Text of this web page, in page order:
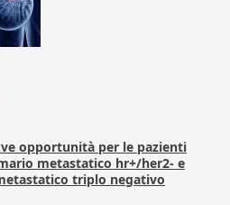
opportunità per le pazienti
metastatico hr+/her2- e
triplo negativo